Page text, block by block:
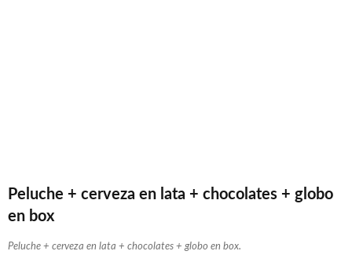
Peluche + cerveza en lata + chocolates + globo
en box
Peluche + cerveza en lata + chocolates + globo en box.